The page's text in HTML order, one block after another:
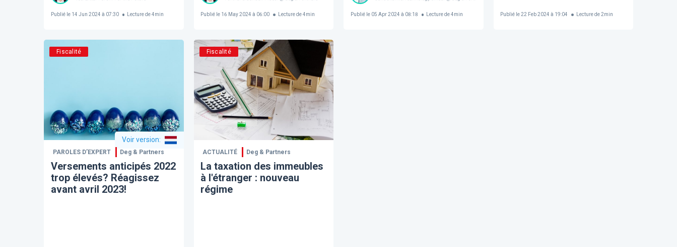
Publié le14 Jun 2024 à 07:30 Lecture de4min Publié le 16 May 2024 à 06:00 Lecture de 4min Publié le05 Apr 2024 à 08:18 Lecture de4min Publié le22 Feb 2024 à 19:04 Lecture de 2min
Fiscalité
Voir version:
PAROLES D’EXPERT Deg & Partners
Versements anticipés 2022
trop élevés? Réagissez
avant avril 2023!
Fiscalité
ACTUALITÉ Deg & Partners
La taxation des immeubles
à l'étranger : nouveau
régime